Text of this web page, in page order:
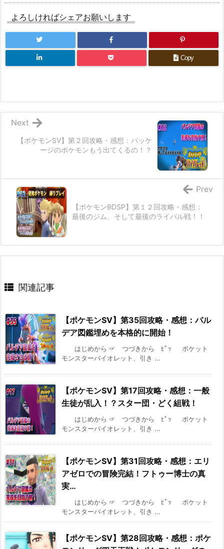
よろしければシェアお願いします
Copy
【ポケモンSV】第２回攻略・感想：パッケ
ージのポケモンもう出てくるの！？
Next
【ポケモンBDSP】第１２回攻略・感想：
最後のジム、そして最後のライバル戦！！
Prev
関連記事
【ポケモンSV】第35回攻略・感想：パル
デア図鑑埋めを本格的に開始！
はじめから ☞ つづきから ﾋﾟｯ ポケット
モンスターバイオレット、引き ...
【ポケモンSV】第17回攻略・感想：一般
生徒が乱入！？スター団・どく組戦！
はじめから ☞ つづきから ﾋﾟｯ ポケット
モンスターバイオレット、引き ...
【ポケモンSV】第31回攻略・感想：エリ
アゼロでの冒険完結！フトゥー博士の真
実…
はじめから ☞ つづきから ﾋﾟｯ ポケット
モンスターバイオレット、引き ...
【ポケモンSV】第28回攻略・感想：ポケ